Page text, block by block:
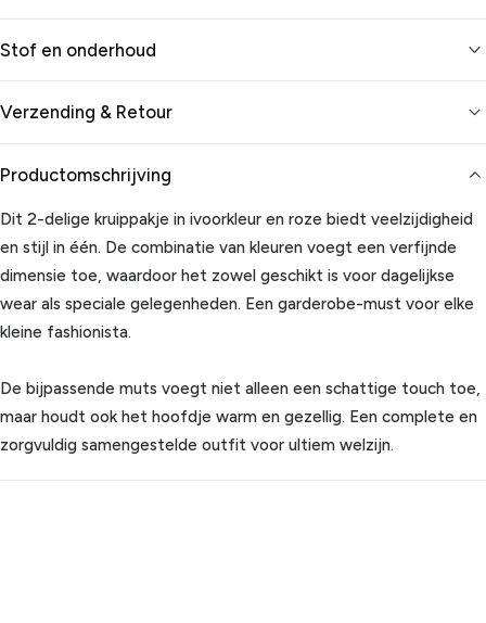
Stof en onderhoud
Verzending & Retour
Productomschrijving
Dit 2-delige kruippakje in ivoorkleur en roze biedt veelzijdigheid
en stijl in één. De combinatie van kleuren voegt een verfijnde
dimensie toe, waardoor het zowel geschikt is voor dagelijkse
wear als speciale gelegenheden. Een garderobe-must voor elke
kleine fashionista.
De bijpassende muts voegt niet alleen een schattige touch toe,
maar houdt ook het hoofdje warm en gezellig. Een complete en
zorgvuldig samengestelde outfit voor ultiem welzijn.